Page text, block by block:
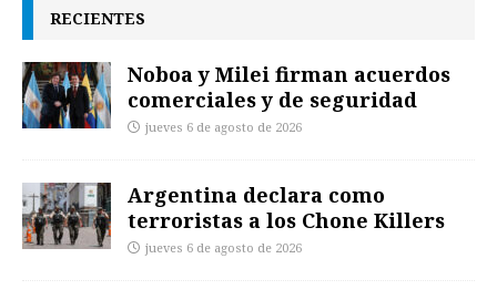
RECIENTES
Noboa y Milei firman acuerdos
comerciales y de seguridad
jueves 6 de agosto de 2026
Argentina declara como
terroristas a los Chone Killers
jueves 6 de agosto de 2026